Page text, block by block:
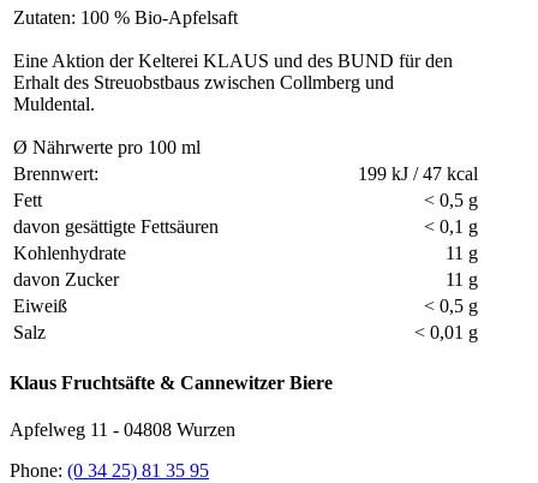
Zutaten: 100 % Bio-Apfelsaft
Eine Aktion der Kelterei KLAUS und des BUND für den
Erhalt des Streuobstbaus zwischen Collmberg und
Muldental.
Ø Nährwerte pro 100 ml
Brennwert:
199 kJ / 47 kcal
Fett
< 0,5 g
davon gesättigte Fettsäuren
< 0,1 g
Kohlenhydrate
11 g
davon Zucker
11 g
Eiweiß
< 0,5 g
Salz
< 0,01 g
Klaus Fruchtsäfte & Cannewitzer Biere
Apfelweg 11 - 04808 Wurzen
Phone: (0 34 25) 81 35 95